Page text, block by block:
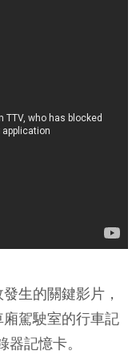
生的關鍵影片，
駕駛室的行車記
記憶卡。